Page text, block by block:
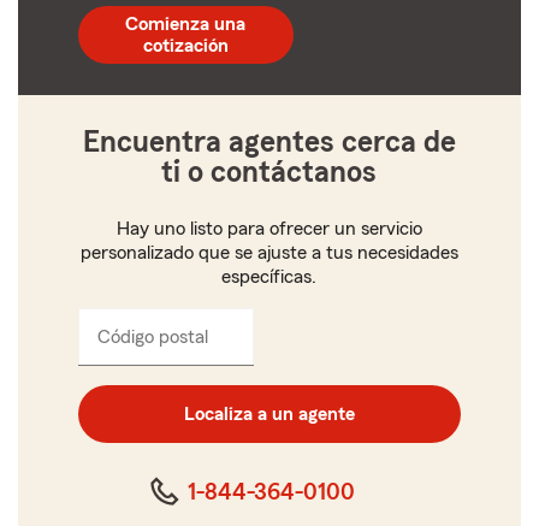
postal
de
5
Comienza una
cotización
Encuentra agentes cerca de
ti o contáctanos
Hay uno listo para ofrecer un servicio
personalizado que se ajuste a tus necesidades
específicas.
Código postal
código
postal
de
cinco
Localiza a un agente
1-844-364-0100